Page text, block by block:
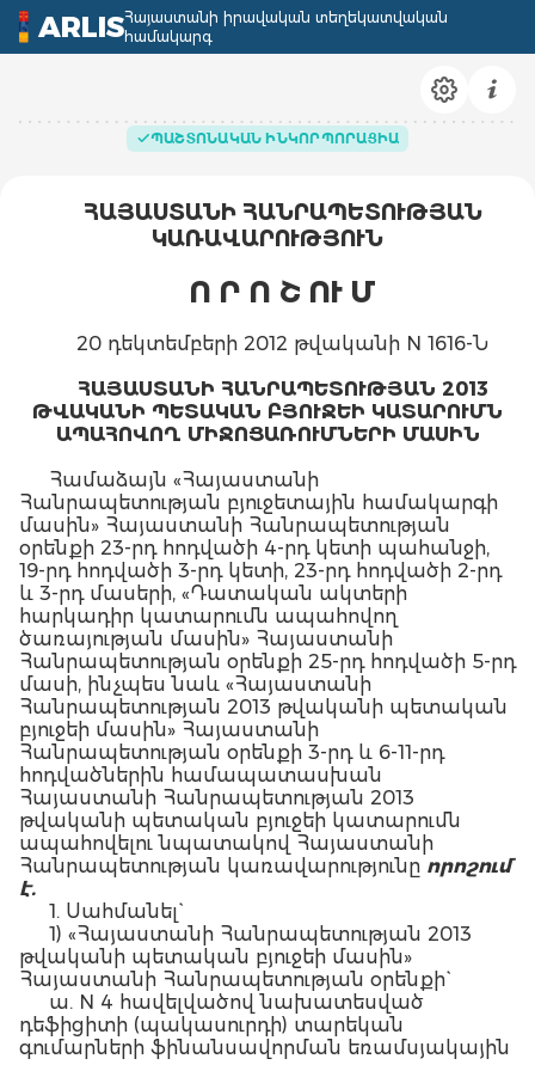
ARLISՀայաստանի իրավական տեղեկատվական
համակարգ
ՊԱՇՏՈՆԱԿԱՆ ԻՆԿՈՐՊՈՐԱՑԻԱ
ՀԱՅԱՍՏԱՆԻ ՀԱՆՐԱՊԵՏՈՒԹՅԱՆ
ԿԱՌԱՎԱՐՈՒԹՅՈՒՆ
Ո Ր Ո Շ ՈՒ Մ
20 դեկտեմբերի 2012 թվականի N 1616-Ն
ՀԱՅԱՍՏԱՆԻ ՀԱՆՐԱՊԵՏՈՒԹՅԱՆ 2013
ԹՎԱԿԱՆԻ ՊԵՏԱԿԱՆ ԲՅՈՒՋԵԻ ԿԱՏԱՐՈՒՄՆ
ԱՊԱՀՈՎՈՂ ՄԻՋՈՑԱՌՈՒՄՆԵՐԻ ՄԱՍԻՆ
Համաձայն «Հայաստանի
Հանրապետության բյուջետային համակարգի
մասին» Հայաստանի Հանրապետության
օրենքի 23-րդ հոդվածի 4-րդ կետի պահանջի,
19-րդ հոդվածի 3-րդ կետի, 23-րդ հոդվածի 2-րդ
և 3-րդ մասերի, «Դատական ակտերի
հարկադիր կատարումն ապահովող
ծառայության մասին» Հայաստանի
Հանրապետության օրենքի 25-րդ հոդվածի 5-րդ
մասի, ինչպես նաև «Հայաստանի
Հանրապետության 2013 թվականի պետական
բյուջեի մասին» Հայաստանի
Հանրապետության օրենքի 3-րդ և 6-11-րդ
հոդվածներին համապատասխան
Հայաստանի Հանրապետության 2013
թվականի պետական բյուջեի կատարումն
ապահովելու նպատակով Հայաստանի
Հանրապետության կառավարությունը որոշում
է.
1. Սահմանել`
1) «Հայաստանի Հանրապետության 2013
թվականի պետական բյուջեի մասին»
Հայաստանի Հանրապետության օրենքի`
ա. N 4 հավելվածով նախատեսված
դեֆիցիտի (պակասուրդի) տարեկան
գումարների ֆինանսավորման եռամսյակային